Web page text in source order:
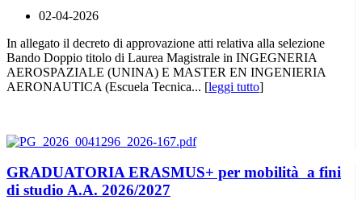
02-04-2026
In allegato il decreto di approvazione atti relativa alla selezione
Bando Doppio titolo di Laurea Magistrale in INGEGNERIA
AEROSPAZIALE (UNINA) E MASTER EN INGENIERIA
AERONAUTICA (Escuela Tecnica... [leggi tutto]
GRADUATORIA ERASMUS+ per mobilità a fini
di studio A.A. 2026/2027